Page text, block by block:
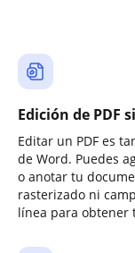
Edición de PDF
Editar un PDF es
de Word. Puedes
o anotar tu
rasterizado ni
línea para obtener